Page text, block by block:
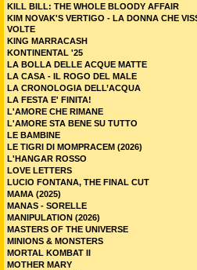
KILL BILL: THE WHOLE BLOODY AFFAIR
KIM NOVAK'S VERTIGO - LA DONNA CHE
VOLTE
KING MARRACASH
KONTINENTAL '25
LA BOLLA DELLE ACQUE MATTE
LA CASA - IL ROGO DEL MALE
LA CRONOLOGIA DELL’ACQUA
LA FESTA E' FINITA!
L'AMORE CHE RIMANE
L'AMORE STA BENE SU TUTTO
LE BAMBINE
LE TIGRI DI MOMPRACEM (2026)
L'HANGAR ROSSO
LOVE LETTERS
LUCIO FONTANA, THE FINAL CUT
MAMA (2025)
MANAS - SORELLE
MANIPULATION (2026)
MASTERS OF THE UNIVERSE
MINIONS & MONSTERS
MORTAL KOMBAT II
MOTHER MARY